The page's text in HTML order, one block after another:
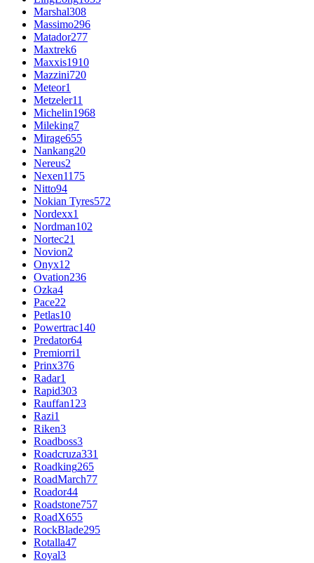
Marshal308
Massimo296
Matador277
Maxtrek6
Maxxis1910
Mazzini720
Meteor1
Metzeler11
Michelin1968
Mileking7
Mirage655
Nankang20
Nereus2
Nexen1175
Nitto94
Nokian Tyres572
Nordexx1
Nordman102
Nortec21
Novion2
Onyx12
Ovation236
Ozka4
Pace22
Petlas10
Powertrac140
Predator64
Premiorri1
Prinx376
Radar1
Rapid303
Rauffan123
Razi1
Riken3
Roadboss3
Roadcruza331
Roadking265
RoadMarch77
Roador44
Roadstone757
RoadX655
RockBlade295
Rotalla47
Royal3